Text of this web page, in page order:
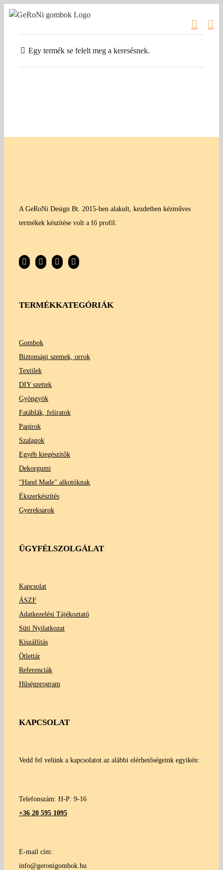
Kihagyás
Egy termék se felelt meg a keresésnek.
A GeRoNi Design Bt. 2015-ben alakult, kezdetben kézműves
termékek készítése volt a fő profil.
TERMÉKKATEGÓRIÁK
Gombok
Biztonsági szemek, orrok
Textilek
DIY szettek
Gyöngyök
Fatáblák, feliratok
Papírok
Szalagok
Egyéb kiegészítők
Dekorgumi
"Hand Made" alkotóknak
Ékszerkészítés
Gyereksarok
ÜGYFÉLSZOLGÁLAT
Kapcsolat
ÁSZF
Adatkezelési Tájékoztató
Süti Nyilatkozat
Kiszállítás
Ötlettár
Referenciák
Hűségprogram
KAPCSOLAT
Vedd fel velünk a kapcsolatot az alábbi elérhetőségeink egyikén:
Telefonszám: H-P: 9-16
+36 20 595 1095
E-mail cím:
info@geronigombok.hu